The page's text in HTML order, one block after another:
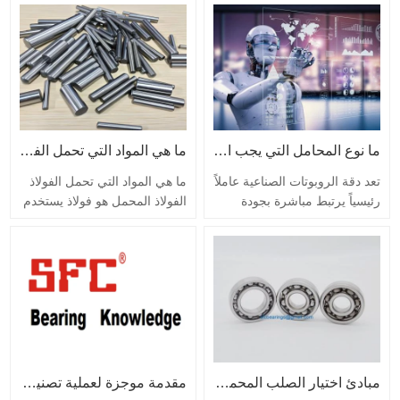
إلى Ac3 أو Acm أو أعلى (30-
50 درجة مئوية)، والاحتفاظ بها
لفترة من الوقت، ثم تبريدها في
الهواء بمعدل تبريد أسرع قليلاً
من التلدين. والفرق الرئيسي بين
تحمل الصلب والتطبيع هو أن
التطبيع هو حالة تشوه التلدين
الكامل،…
المجالات، مثل الطيران والفضاء
والملاحة والبترول والكيماويات
والسيارات والمعدات الإلكترونية
والمعادن والطاقة والمنسوجات
والمضخات والمعدات الطبية
والبحث العلمي والدفاع الوطني
والعسكري. . أصبحت مزايا
استخدام محامل السيراميك
ما هي المواد التي تحمل الفولاذ？
ما هي المواد التي تحمل الفولاذ
الفولاذ المحمل هو فولاذ يستخدم
بصلابة عالية وموحدة، ومقاومة
التآكل، وحدود مرونة عالية. يتم
التركيب الكيميائي، والمحتوى
ما نوع المحامل التي يجب اختيارها في مجال الروبوتات الصناعية؟
تعد دقة الروبوتات الصناعية عاملاً
رئيسياً يرتبط مباشرة بجودة
المحامل عاملاً مهمًا يؤثر على
أن تتمتع محامل الروبوتات
الصناعية بعمر طويل وصلابة
عالية واحتكاك منخفض. ولذلك،
الديناميكي…
مقدمة موجزة لعملية تصنيع المكونات الحاملة مبادئ اختيار الصلب المحمل المتداول